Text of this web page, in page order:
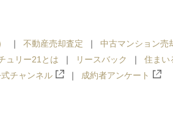
不動産売却査定
中古マンション売
ュリー21とは リースバック
住まい
チャンネル 成約者アンケート